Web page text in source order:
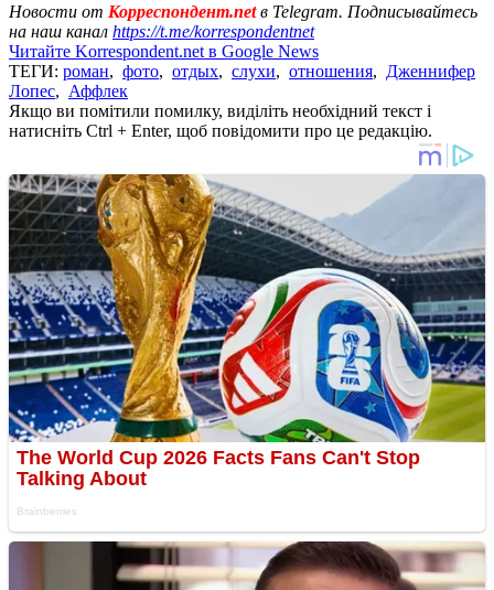
Новости от Корреспондент.netв Telegram. Подписывайтесь
на наш канал https://t.me/korrespondentnet
Читайте Korrespondent.net в Google News
ТЕГИ: роман, фото, отдых, слухи, отношения, Дженнифер
Лопес, Аффлек
Якщо ви помітили помилку, виділіть необхідний текст і
натисніть Ctrl + Enter, щоб повідомити про це редакцію.